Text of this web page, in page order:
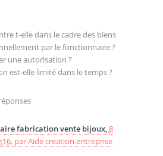
t-elle dans le cadre des biens
par le fonctionnaire ?
une autorisation ?
est-elle limité dans le temps ?
fabrication vente bijoux,8
, parAide creation entreprise